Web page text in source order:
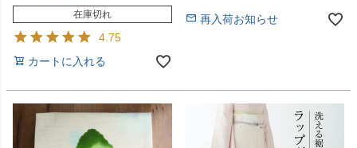
在庫切れ
4.75
カートに入れる
再入荷お知らせ